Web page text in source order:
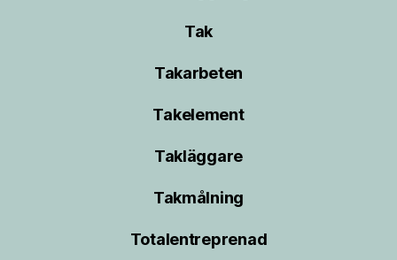
Tak
Takarbeten
Takelement
Takläggare
Takmålning
Totalentreprenad